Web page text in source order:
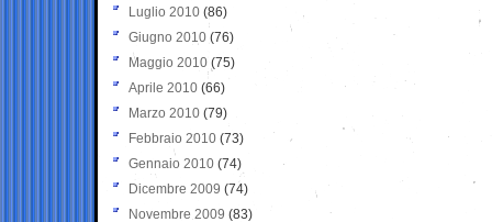
Luglio 2010 (86)
Giugno 2010 (76)
Maggio 2010 (75)
Aprile 2010 (66)
Marzo 2010 (79)
Febbraio 2010 (73)
Gennaio 2010 (74)
Dicembre 2009 (74)
Novembre 2009 (83)